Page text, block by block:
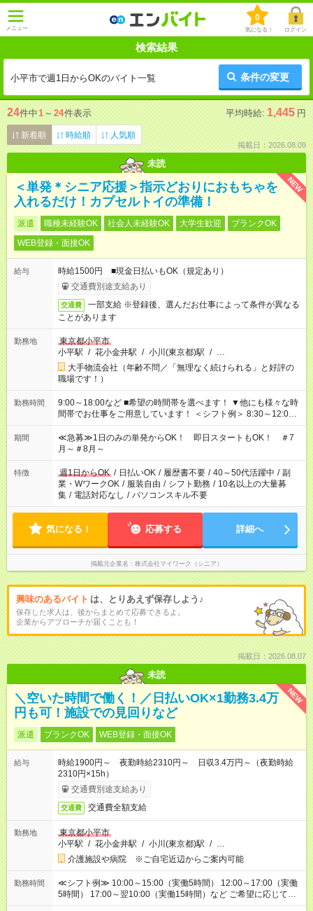
メニュー
0
気になる！ ログイン
検索結果
小平市で週1日からOKのバイト一覧 条件の変更
24件中1 ～ 24件表示 平均時給: 1,445 円
新着順 時給順 人気順
掲載日：2026.08.09
未読
NEW
＜単発＊シニア応援＞指示どおりにおもちゃを
入れるだけ！カプセルトイの準備！
派遣 職種未経験OK 社会人未経験OK 大学生歓迎
ブランクOK
WEB登録・面接OK
給与
時給1500円 ■現金日払いもOK（規定あり）
交通費別途支給あり
交通費
一部支給 ※登録後、選んだお仕事によって条件が異なる
ことがあります
勤務地
東京都小平市
小平駅 / 花小金井駅 / 小川(東京都)駅 / …
大手物流会社（年齢不問／「無理なく続けられる」と好評の
職場です！）
勤務時間
9:00～18:00など ■希望の時間帯を選べます！ ▼他にも様々な時
間帯でお仕事をご用意しています！ ＜シフト例＞ 8:30～12:00
17:00～22:00 13:00～22:00 22:00～翌6:00 など
期間
≪急募≫1日のみの単発からOK！ 即日スタートもOK！ ＃7
月～＃8月～
特徴 週1日からOK / 日払いOK / 履歴書不要 / 40～50代活躍中 / 副
業・WワークOK / 服装自由 / シフト勤務 / 10名以上の大量募
集 / 電話対応なし / パソコンスキル不要
気になる！ 応募する 詳細へ
掲載元企業名 株式会社マイワーク（シニア）
興味のあるバイト は、とりあえず保存しよう♪
保存した求人は、後からまとめて応募できるよ。
企業からアプローチが届くことも！
掲載日：2026.08.07
未読
NEW
＼空いた時間で働く！／日払いOK×1勤務3.4万
円も可！施設での見回りなど
派遣 ブランクOK WEB登録・面接OK
給与
時給1900円～ 夜勤時給2310円～ 日収3.4万円～（夜勤時給
2310円×15h）
交通費別途支給あり
交通費 交通費全額支給
勤務地
東京都小平市
小平駅 / 花小金井駅 / 小川(東京都)駅 / …
介護施設や病院 ※ご自宅近辺からご案内可能
勤務時間
≪シフト例≫ 10:00～15:00（実働5時間） 12:00～17:00（実働
5時間） 17:00～翌10:00（実働15時間）など ご希望に応じて、
働く時間は調整できます！ お気軽に担当へ相談ください！